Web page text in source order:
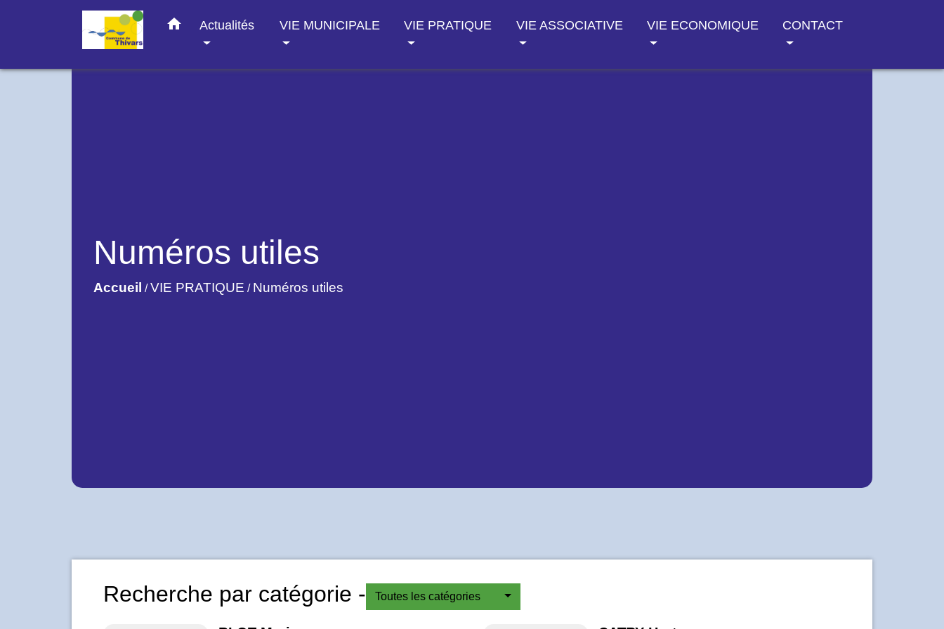
home Actualités VIE MUNICIPALE VIE PRATIQUE VIE ASSOCIATIVE VIE ECONOMIQUE CONTACT
Numéros utiles
Accueil /VIE PRATIQUE / Numéros utiles
Recherche par catégorie - Toutes les catégories